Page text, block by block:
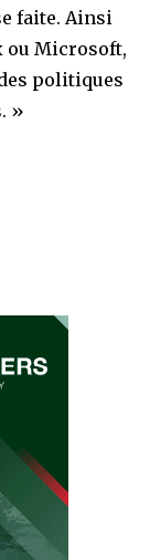
faite. Ainsi
ou Microsoft,
politiques
»